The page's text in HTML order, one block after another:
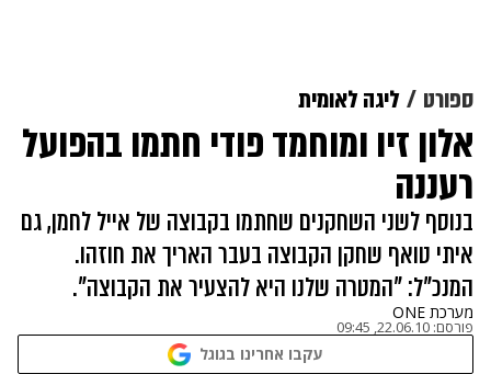
ספורט ליגה לאומית
אלון זיו ומוחמד פודי חתמו בהפועל
רעננה
בנוסף לשני השחקנים שחתמו בקבוצה של אייל לחמן, גם
איתי טואף שחקן הקבוצה בעבר האריך את חוזהו.
המנכ"ל: "המטרה שלנו היא להצעיר את הקבוצה".
מערכת ONE
פורסם: 22.06.10, 09:45
עקבו אחרינו בגוגל